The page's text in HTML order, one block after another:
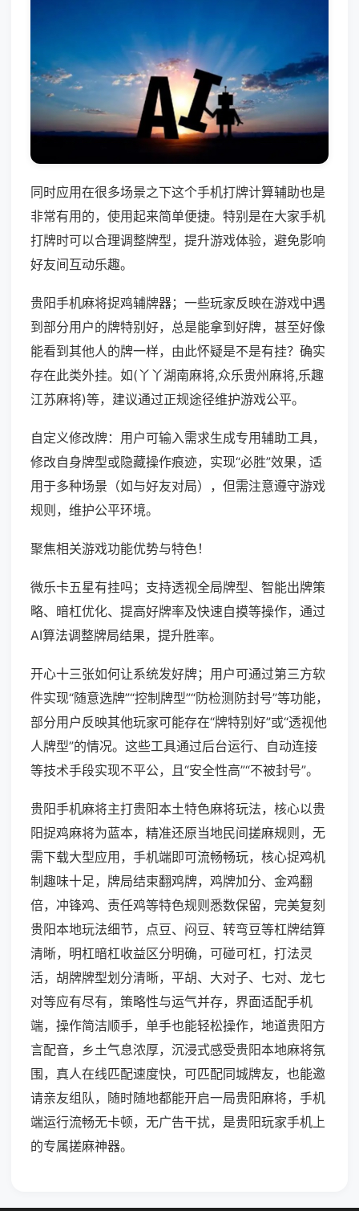
同时应用在很多场景之下这个手机打牌计算辅助也是
非常有用的，使用起来简单便捷。特别是在大家手机
打牌时可以合理调整牌型，提升游戏体验，避免影响
好友间互动乐趣。
贵阳手机麻将捉鸡辅牌器；一些玩家反映在游戏中遇
到部分用户的牌特别好，总是能拿到好牌，甚至好像
能看到其他人的牌一样，由此怀疑是不是有挂？确实
存在此类外挂。如(丫丫湖南麻将,众乐贵州麻将,乐趣
江苏麻将)等，建议通过正规途径维护游戏公平。
自定义修改牌：用户可输入需求生成专用辅助工具，
修改自身牌型或隐藏操作痕迹，实现“必胜”效果，适
用于多种场景（如与好友对局），但需注意遵守游戏
规则，维护公平环境。
聚焦相关游戏功能优势与特色！
微乐卡五星有挂吗；支持透视全局牌型、智能出牌策
略、暗杠优化、提高好牌率及快速自摸等操作，通过
AI算法调整牌局结果，提升胜率。
开心十三张如何让系统发好牌；用户可通过第三方软
件实现“随意选牌”“控制牌型”“防检测防封号”等功能，
部分用户反映其他玩家可能存在“牌特别好”或“透视他
人牌型”的情况。这些工具通过后台运行、自动连接
等技术手段实现不平公，且“安全性高”“不被封号”。
贵阳手机麻将主打贵阳本土特色麻将玩法，核心以贵
阳捉鸡麻将为蓝本，精准还原当地民间搓麻规则，无
需下载大型应用，手机端即可流畅畅玩，核心捉鸡机
制趣味十足，牌局结束翻鸡牌，鸡牌加分、金鸡翻
倍，冲锋鸡、责任鸡等特色规则悉数保留，完美复刻
贵阳本地玩法细节，点豆、闷豆、转弯豆等杠牌结算
清晰，明杠暗杠收益区分明确，可碰可杠，打法灵
活，胡牌牌型划分清晰，平胡、大对子、七对、龙七
对等应有尽有，策略性与运气并存，界面适配手机
端，操作简洁顺手，单手也能轻松操作，地道贵阳方
言配音，乡土气息浓厚，沉浸式感受贵阳本地麻将氛
围，真人在线匹配速度快，可匹配同城牌友，也能邀
请亲友组队，随时随地都能开启一局贵阳麻将，手机
端运行流畅无卡顿，无广告干扰，是贵阳玩家手机上
的专属搓麻神器。